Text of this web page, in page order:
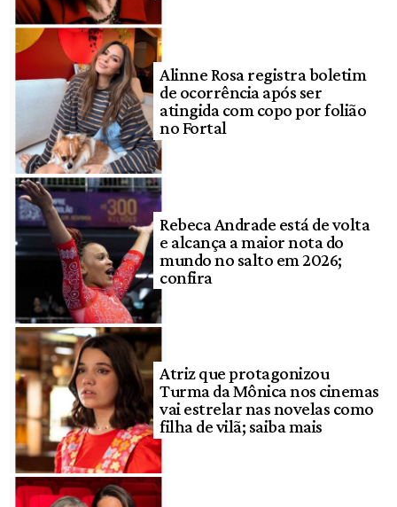
Alinne Rosa registra boletim
de ocorrência após ser
atingida com copo por folião
no Fortal
Rebeca Andrade está de volta
e alcança a maior nota do
mundo no salto em 2026;
confira
Atriz que protagonizou
Turma da Mônica nos cinemas
vai estrelar nas novelas como
filha de vilã; saiba mais